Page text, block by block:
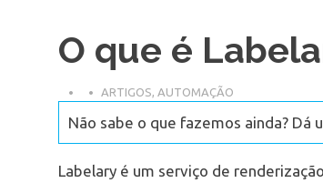
O que é
ARTIGOS AUTOMAÇÃO
Não sabe o que fazemos ainda? Dá
Labelary é um serviço de